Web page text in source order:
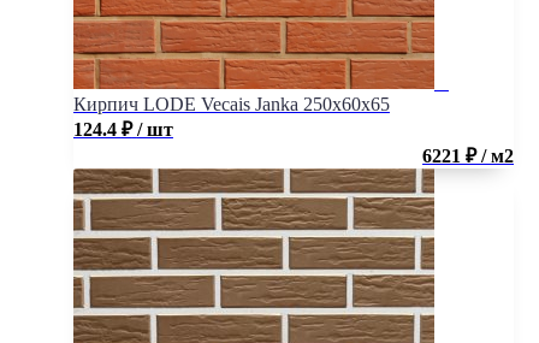
Кирпич LODE Vecais Janka 250x60x65
124.4 ₽ / шт
6221 ₽ / м2